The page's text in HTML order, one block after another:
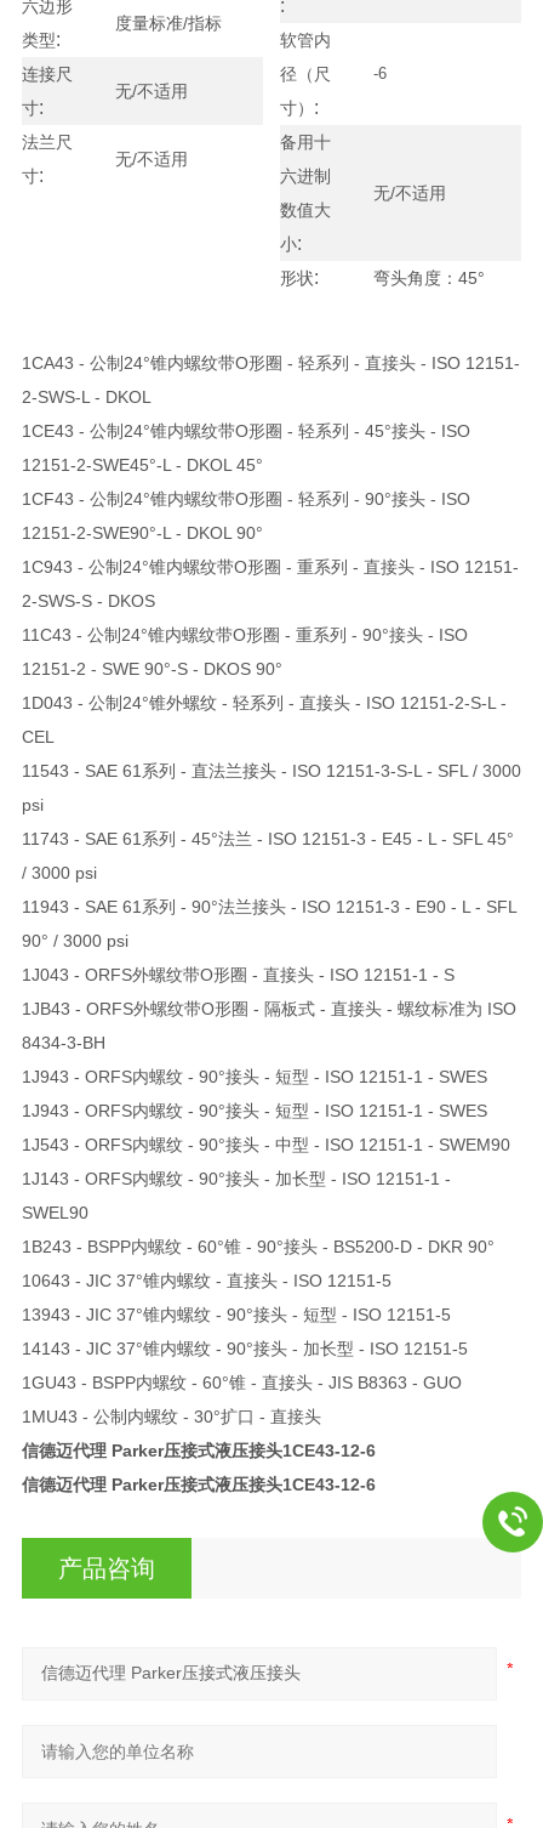
六边形
类型:
度量标准/指标
连接尺
寸:
无/不适用
法兰尺
寸:
无/不适用
:
软管内
径（尺
寸） :
-6
备用十
六进制
数值大
小:
无/不适用
形状: 弯头角度：45°
1CA43 - 公制24°锥内螺纹带O形圈 - 轻系列 - 直接头 - ISO 12151-
2-SWS-L - DKOL
1CE43 - 公制24°锥内螺纹带O形圈 - 轻系列 - 45°接头 - ISO
12151-2-SWE45°-L - DKOL 45°
1CF43 - 公制24°锥内螺纹带O形圈 - 轻系列 - 90°接头 - ISO
12151-2-SWE90°-L - DKOL 90°
1C943 - 公制24°锥内螺纹带O形圈 - 重系列 - 直接头 - ISO 12151-
2-SWS-S - DKOS
11C43 - 公制24°锥内螺纹带O形圈 - 重系列 - 90°接头 - ISO
12151-2 - SWE 90°-S - DKOS 90°
1D043 - 公制24°锥外螺纹 - 轻系列 - 直接头 - ISO 12151-2-S-L -
CEL
11543 - SAE 61系列 - 直法兰接头 - ISO 12151-3-S-L - SFL / 3000
psi
11743 - SAE 61系列 - 45°法兰 - ISO 12151-3 - E45 - L - SFL 45°
/ 3000 psi
11943 - SAE 61系列 - 90°法兰接头 - ISO 12151-3 - E90 - L - SFL
90° / 3000 psi
1J043 - ORFS外螺纹带O形圈 - 直接头 - ISO 12151-1 - S
1JB43 - ORFS外螺纹带O形圈 - 隔板式 - 直接头 - 螺纹标准为 ISO
8434-3-BH
1J943 - ORFS内螺纹 - 90°接头 - 短型 - ISO 12151-1 - SWES
1J943 - ORFS内螺纹 - 90°接头 - 短型 - ISO 12151-1 - SWES
1J543 - ORFS内螺纹 - 90°接头 - 中型 - ISO 12151-1 - SWEM90
1J143 - ORFS内螺纹 - 90°接头 - 加长型 - ISO 12151-1 -
SWEL90
1B243 - BSPP内螺纹 - 60°锥 - 90°接头 - BS5200-D - DKR 90°
10643 - JIC 37°锥内螺纹 - 直接头 - ISO 12151-5
13943 - JIC 37°锥内螺纹 - 90°接头 - 短型 - ISO 12151-5
14143 - JIC 37°锥内螺纹 - 90°接头 - 加长型 - ISO 12151-5
1GU43 - BSPP内螺纹 - 60°锥 - 直接头 - JIS B8363 - GUO
1MU43 - 公制内螺纹 - 30°扩口 - 直接头
信德迈代理 Parker压接式液压接头1CE43-12-6
信德迈代理 Parker压接式液压接头1CE43-12-6
产品咨询